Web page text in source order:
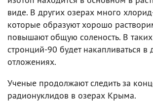
виде. В других озерах много
которые образуют хорошо
повышают общую соленость. В
стронций-90 будет накапливаться в
отложениях.
Ученые продолжают следить за
радионуклидов в озерах Крыма.